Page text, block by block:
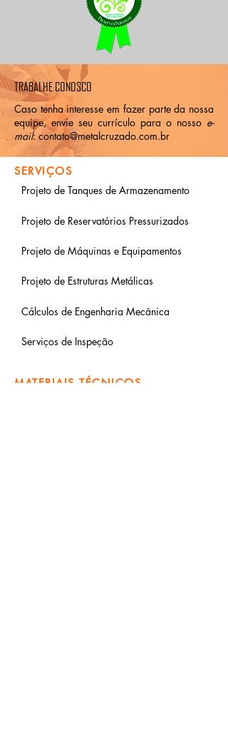
TRABALHE CONOSCO
Caso tenha interesse em fazer parte da nossa
equipe, envie seu currículo para o nosso e-
mail:contato@metalcruzado.com.br
SERVIÇOS
Projeto de Tanques de Armazenamento
Projeto de Reservatórios Pressurizados
Projeto de Máquinas e Equipamentos
Projeto de Estruturas Metálicas
Cálculos de Engenharia Mecânica
Serviços de Inspeção
MATERIAIS TÉCNICOS